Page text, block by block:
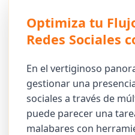
Optimiza tu
Redes Sociales
En el vertiginoso
gestionar una
sociales a través de
puede parecer una
malabares con